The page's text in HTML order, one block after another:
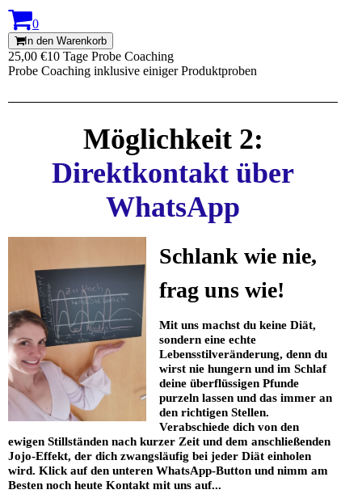
0
In den Warenkorb
25,00 €10 Tage Probe Coaching
Probe Coaching inklusive einiger Produktproben
Möglichkeit 2:
Direktkontakt über
WhatsApp
Schlank wie nie,
frag uns wie!
Mit uns machst du keine Diät,
sondern eine echte
Lebensstilveränderung, denn du
wirst nie hungern und im Schlaf
deine überflüssigen Pfunde
purzeln lassen und das immer an
den richtigen Stellen.
Verabschiede dich von den
ewigen Stillständen nach kurzer Zeit und dem anschließenden
Jojo-Effekt, der dich zwangsläufig bei jeder Diät einholen
wird. Klick auf den unteren WhatsApp-Button und nimm am
Besten noch heute Kontakt mit uns auf...